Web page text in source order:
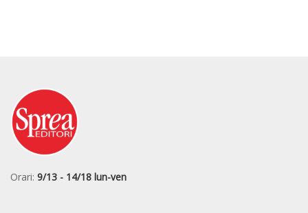
Orari: 9/13 - 14/18 lun-ven